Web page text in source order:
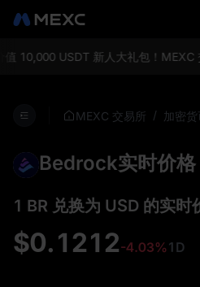
10,000 USDT 新人大礼包！ MEXC
MEXC 交易所 / 加密
Bedrock实时价格
1 BR 兑换为 USD 的实时
$0.1212-4.03%1D